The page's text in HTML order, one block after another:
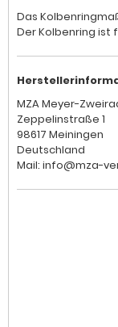
Das
Der Kolbenring ist
MZA Meyer-
Zeppelinstraße 1
98617 Meiningen
Deutschland
Mail: info@mza-